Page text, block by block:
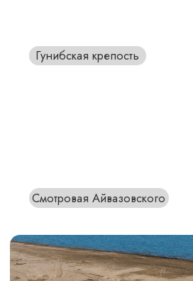
Датунский христианский храм